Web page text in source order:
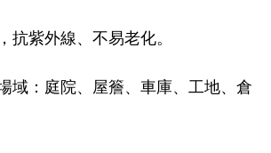
抗紫外線、不易老化。
域：庭院、屋簷、車庫、工地、倉